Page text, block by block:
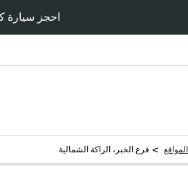
احجز سيارة
المواقع > فرع الخبر، الراكة الشمالية